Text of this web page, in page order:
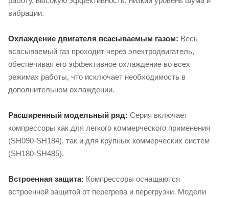
вибрации.
Охлаждение двигателя всасываемым газом: Весь
всасываемый газ проходит через электродвигатель,
обеспечивая его эффективное охлаждение во всех
режимах работы, что исключает необходимость в
дополнительном охлаждении.
Расширенный модельный ряд: Серия включает
компрессоры как для легкого коммерческого применения
(SH090-SH184), так и для крупных коммерческих систем
(SH180-SH485).
Встроенная защита: Компрессоры оснащаются
встроенной защитой от перегрева и перегрузки. Модели